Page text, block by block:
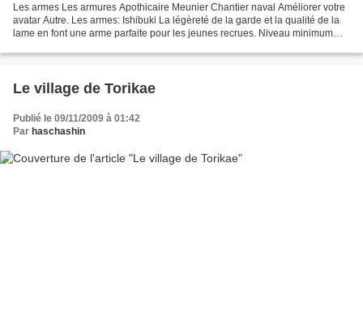
Les armes Les armures Apothicaire Meunier Chantier naval Améliorer votre
avatar Autre. Les armes: Ishibuki La légèreté de la garde et la qualité de la
lame en font une arme parfaite pour les jeunes recrues. Niveau minimum
Le village de Torikae
Publié le 09/11/2009 à 01:42
Par haschashin